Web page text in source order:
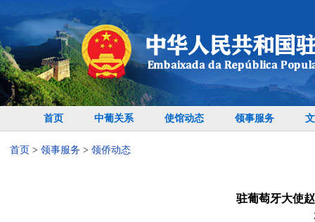
首页 中葡关系 使馆动态 领事服务
首页 > 领事服务 > 领侨动态
驻葡萄牙大使